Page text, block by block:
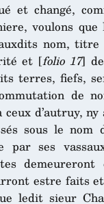
et changé,
voulons
nom,
et [folio 17]
terres, fiefs,
de
d’autruy,
sous le nom
par ses
estre faits
ledit sieur